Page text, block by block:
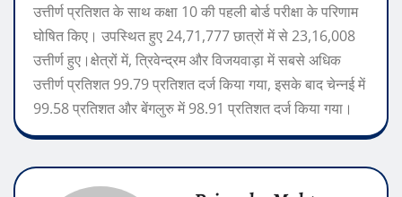
उत्तीर्ण प्रतिशत के साथ कक्षा 10 की पहली बोर्ड परीक्षा के परिणाम
घोषित किए। उपस्थित हुए 24,71,777 छात्रों में से 23,16,008
उत्तीर्ण हुए।क्षेत्रों में, त्रिवेन्द्रम और विजयवाड़ा में सबसे अधिक
उत्तीर्ण प्रतिशत 99.79 प्रतिशत दर्ज किया गया, इसके बाद चेन्नई में
99.58 प्रतिशत और बेंगलुरु में 98.91 प्रतिशत दर्ज किया गया।